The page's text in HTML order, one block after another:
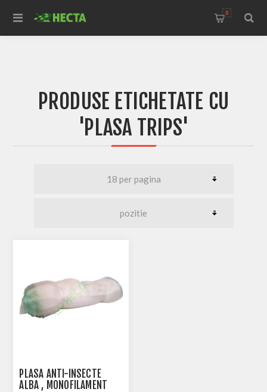
0
PRODUSE ETICHETATE CU
'PLASA TRIPS'
PLASA ANTI-INSECTE
ALBA , MONOFILAMENT